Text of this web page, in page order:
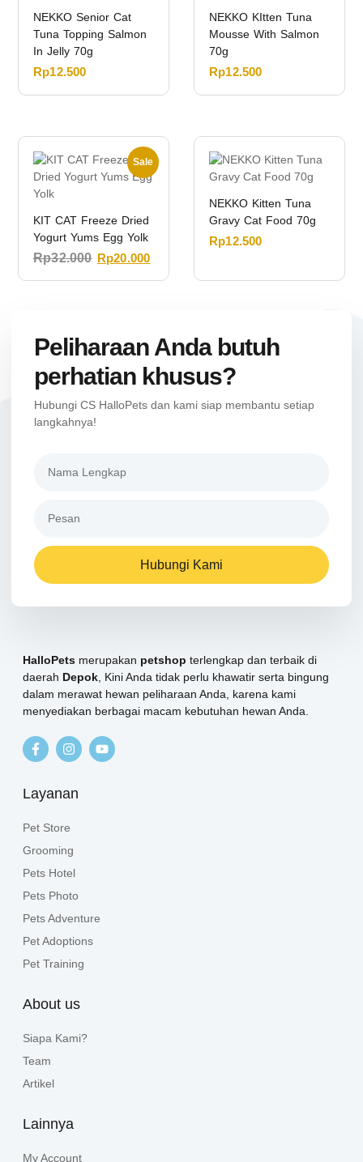
NEKKO Senior Cat
Tuna Topping Salmon
In Jelly 70g
Rp12.500
NEKKO KItten Tuna
Mousse With Salmon
70g
Rp12.500
Sale
KIT CAT Freeze Dried
Yogurt Yums Egg Yolk
Rp32.000 Rp20.000
NEKKO Kitten Tuna
Gravy Cat Food 70g
Rp12.500
Peliharaan Anda butuh
perhatian khusus?
Hubungi CS HalloPets dan kami siap membantu setiap
langkahnya!
Hubungi Kami
HalloPets merupakan petshop terlengkap dan terbaik di
daerah Depok, Kini Anda tidak perlu khawatir serta bingung
dalam merawat hewan peliharaan Anda, karena kami
menyediakan berbagai macam kebutuhan hewan Anda.
Layanan
Pet Store
Grooming
Pets Hotel
Pets Photo
Pets Adventure
Pet Adoptions
Pet Training
About us
Siapa Kami?
Team
Artikel
Lainnya
My Account